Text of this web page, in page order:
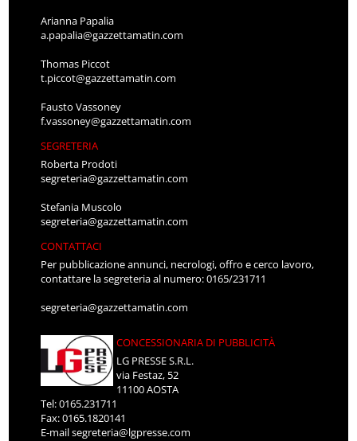
Arianna Papalia
a.papalia@gazzettamatin.com
Thomas Piccot
t.piccot@gazzettamatin.com
Fausto Vassoney
f.vassoney@gazzettamatin.com
SEGRETERIA
Roberta Prodoti
segreteria@gazzettamatin.com
Stefania Muscolo
segreteria@gazzettamatin.com
CONTATTACI
Per pubblicazione annunci, necrologi, offro e cerco lavoro,
contattare la segreteria al numero: 0165/231711
segreteria@gazzettamatin.com
CONCESSIONARIA DI PUBBLICITÀ
LG PRESSE S.R.L.
via Festaz, 52
11100 AOSTA
Tel: 0165.231711
Fax: 0165.1820141
E-mailsegreteria@lgpresse.com